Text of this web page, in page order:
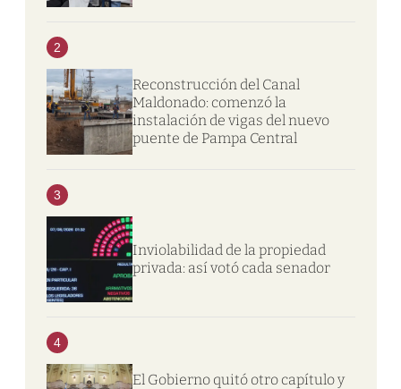
2
Reconstrucción del Canal
Maldonado: comenzó la
instalación de vigas del nuevo
puente de Pampa Central
3
Inviolabilidad de la propiedad
privada: así votó cada senador
4
El Gobierno quitó otro capítulo y